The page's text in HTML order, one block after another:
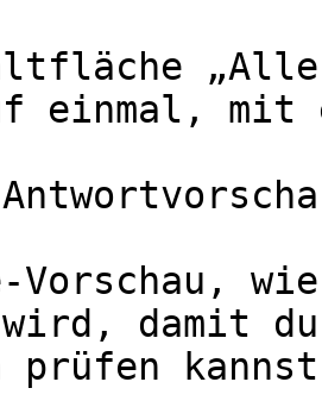
einmal,
Vorschau,
wird, damit
prüfen